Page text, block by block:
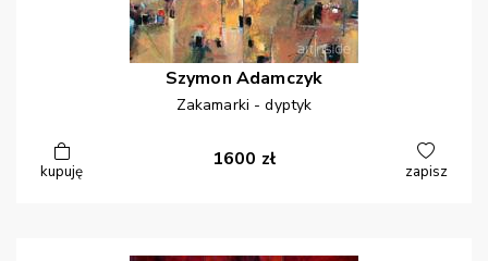
Szymon Adamczyk
Zakamarki - dyptyk
kupuję
1600 zł
zapisz